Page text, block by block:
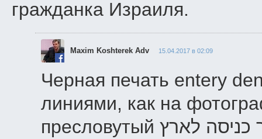
гражданка Израиля.
Maxim Koshterek Adv 15.04.2017 в 02:09
Черная печать entery
линиями, как на
пресловутый איסור כניסה לארץ, в простонародье